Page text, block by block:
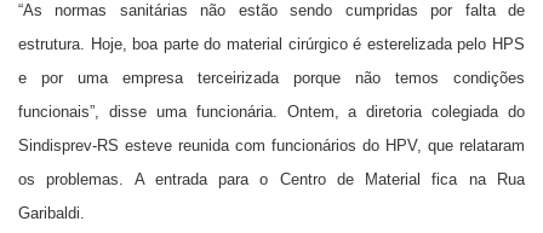
“As normas sanitárias não estão sendo cumpridas por falta de
estrutura. Hoje, boa parte do material cirúrgico é esterelizada pelo HPS
e por uma empresa terceirizada porque não temos condições
funcionais”, disse uma funcionária. Ontem, a diretoria colegiada do
Sindisprev-RS esteve reunida com funcionários do HPV, que relataram
os problemas. A entrada para o Centro de Material fica na Rua
Garibaldi.